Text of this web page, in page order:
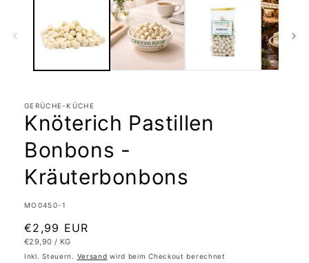
GERÜCHE-KÜCHE
Knöterich Pastillen
Bonbons -
Kräuterbonbons
SKU:
MO0450-1
Normaler
Preis
€2,99 EUR
GRUNDPREIS
€29,90 / PRO
KG
Inkl. Steuern. Versand wird beim Checkout berechnet